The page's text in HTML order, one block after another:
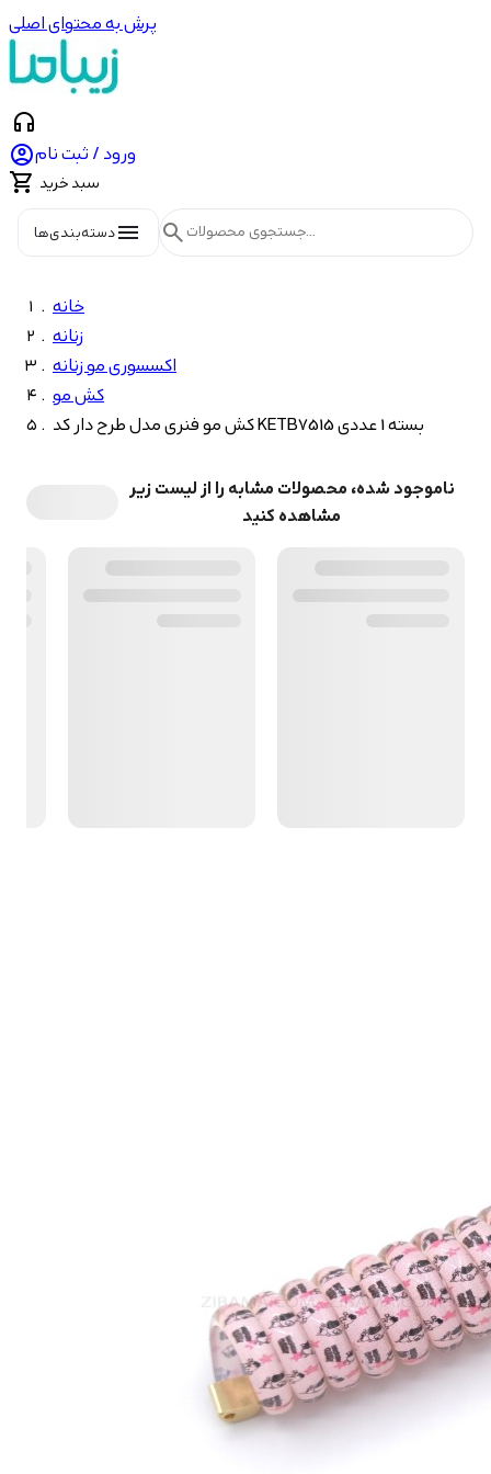
پرش به محتوای اصلی
headphones
ورود / ثبت نام
 سبد خرید
menuدسته‌بندی‌ها search
خانه
زنانه
اکسسوری مو زنانه
کش مو
کش مو فنری مدل طرح دار کد KETB7515 بسته 1 عددی
ناموجود شده، محصولات مشابه را از لیست زیر
مشاهده کنید